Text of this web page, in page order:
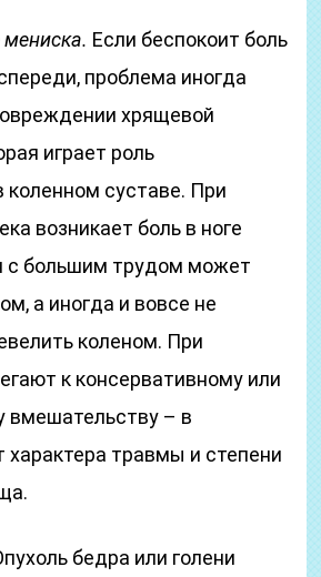
Если беспокоит боль
проблема иногда
хрящевой
играет роль
коленном суставе. При
возникает боль в ноге
с большим трудом может
а иногда и вовсе не
коленом. При
к консервативному или
вмешательству – в
характера травмы и степени
бедра или голени